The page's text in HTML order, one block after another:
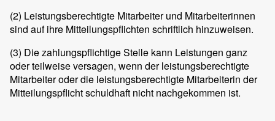
(2) Leistungsberechtigte Mitarbeiter und Mitarbeiterinnen
sind auf ihre Mitteilungspflichten schriftlich hinzuweisen.
(3) Die zahlungspflichtige Stelle kann Leistungen ganz
oder teilweise versagen, wenn der leistungsberechtigte
Mitarbeiter oder die leistungsberechtigte Mitarbeiterin der
Mitteilungspflicht schuldhaft nicht nachgekommen ist.